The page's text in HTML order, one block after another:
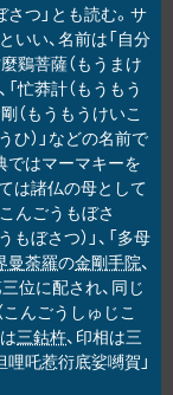
さつ」とも読む。サ
いい、名前は「自分
鷄菩薩（もうまけ
「忙莽計（もうもう
剛（もうもうけいこ
ひ）」などの名前で
ではマーマキーを
は諸仏の母として
こんごうもぼさ
ぼさつ）」、「多母
曼荼羅の金剛手院、
位に配され、同じ
こんごうしゅじこ
は三鈷杵、印相は三
吒惹衍底娑嚩賀」